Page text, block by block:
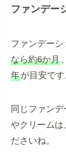
ファンデー
ファンデー
なら約6か月
年が目安です
同じファン
やクリームは
ださいね。